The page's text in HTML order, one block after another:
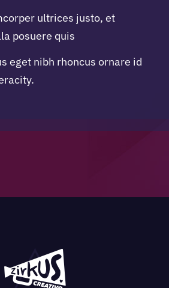
ultrices justo, et
posuere quis
eget nibh rhoncus ornare id